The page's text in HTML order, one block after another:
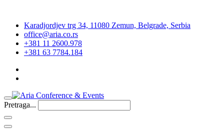
Karadjordjev trg 34, 11080 Zemun, Belgrade, Serbia
office@aria.co.rs
+381 11 2600.978
+381 63 7784.184
Pretraga...